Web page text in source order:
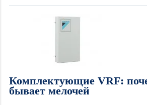
Комплектующие VRF:
бывает мелочей